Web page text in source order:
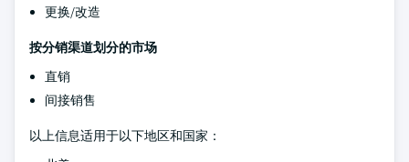
更换/改造
按分销渠道划分的市场
直销
间接销售
以上信息适用于以下地区和国家：